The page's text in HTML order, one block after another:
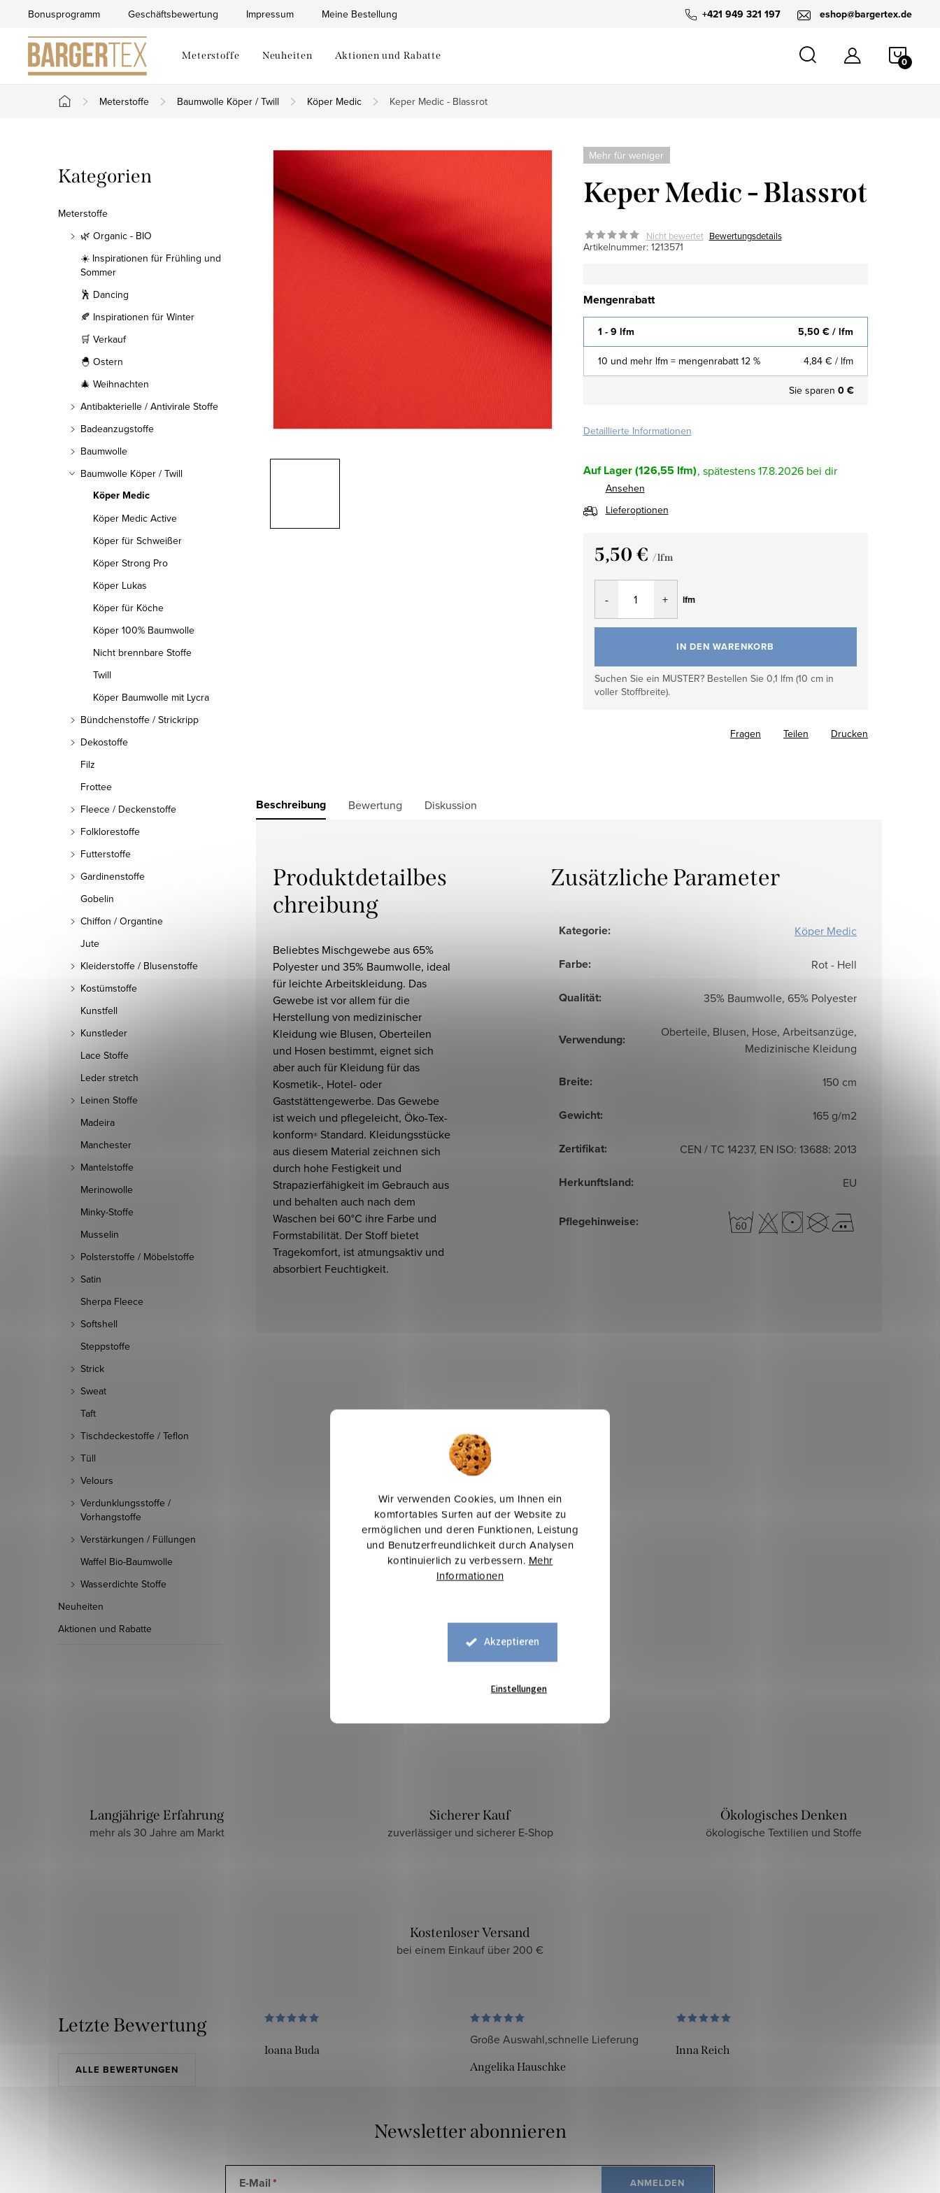
Wir verwenden Cookies, um Ihnen ein
komfortables Surfen auf der Website zu
ermöglichen und deren Funktionen, Leistung
und Benutzerfreundlichkeit durch Analysen
kontinuierlich zu verbessern. Mehr
Informationen
Akzeptieren
Einstellungen
springen
+421 949 321 197 eshop@bargertex.de
Bonusprogramm Geschäftsbewertung Impressum Meine Bestellung
Meterstoffe Neuheiten Aktionen und Rabatte
Startseite
Meterstoffe Baumwolle Köper / Twill Köper Medic Keper Medic - Blassrot
e
i
Kategorien
überspringen
Kategorien
Meterstoffe
🌿 Organic - BIO
☀️ Inspirationen für Frühling und
Sommer
🕺 Dancing
🍂 Inspirationen für Winter
🛒 Verkauf
🐣 Ostern
🎄 Weihnachten
Antibakterielle / Antivirale Stoffe
Badeanzugstoffe
Baumwolle
Baumwolle Köper / Twill
Köper Medic
Köper Medic Active
Köper für Schweißer
Köper Strong Pro
Köper Lukas
Köper für Köche
Köper 100% Baumwolle
Nicht brennbare Stoffe
Twill
Köper Baumwolle mit Lycra
Bündchenstoffe / Strickripp
Dekostoffe
Filz
Frottee
Fleece / Deckenstoffe
Folklorestoffe
Futterstoffe
Gardinenstoffe
Gobelin
Chiffon / Organtine
Jute
Kleiderstoffe / Blusenstoffe
Kostümstoffe
Kunstfell
Kunstleder
Lace Stoffe
Leder stretch
Leinen Stoffe
Madeira
Manchester
Mantelstoffe
Merinowolle
Minky-Stoffe
Musselin
Polsterstoffe / Möbelstoffe
Satin
Sherpa Fleece
Softshell
Steppstoffe
Strick
Sweat
Taft
Tischdeckestoffe / Teflon
Tüll
Velours
Verdunklungsstoffe /
Vorhangstoffe
Verstärkungen / Füllungen
Waffel Bio-Baumwolle
Wasserdichte Stoffe
Neuheiten
Aktionen und Rabatte
Mehr für weniger
Keper Medic - Blassrot
Nicht bewertet Bewertungsdetails
Artikelnummer: 1213571
Mengenrabatt
1 - 9 lfm 5,50 €/ lfm
10 und mehr lfm = mengenrabatt 12 % 4,84 € / lfm
Sie sparen 0 €
Detaillierte Informationen
Auf Lager(126,55 lfm) 17.8.2026
Ansehen
Lieferoptionen
5,50 € / lfm
Verkaufspreis:
lfm
IN DEN WARENKORB
Suchen Sie ein MUSTER? Bestellen Sie 0,1 lfm (10 cm in
voller Stoffbreite).
Drucken
Fragen Teilen
Beschreibung Bewertung Diskussion
Produktdetailbes
chreibung
Beliebtes Mischgewebe aus 65%
Polyester und 35% Baumwolle, ideal
für leichte Arbeitskleidung. Das
Gewebe ist vor allem für die
Herstellung von medizinischer
Kleidung wie Blusen, Oberteilen
und Hosen bestimmt, eignet sich
aber auch für Kleidung für das
Kosmetik-, Hotel- oder
Gaststättengewerbe. Das Gewebe
ist weich und pflegeleicht, Öko-Tex-
konform® Standard. Kleidungsstücke
aus diesem Material zeichnen sich
durch hohe Festigkeit und
Strapazierfähigkeit im Gebrauch aus
und behalten auch nach dem
Waschen bei 60°C ihre Farbe und
Formstabilität. Der Stoff bietet
Tragekomfort, ist atmungsaktiv und
absorbiert Feuchtigkeit.
Zusätzliche Parameter
Kategorie: Köper Medic
Farbe: Rot - Hell
Qualität: 35% Baumwolle, 65% Polyester
Verwendung:
Oberteile, Blusen, Hose, Arbeitsanzüge,
Medizinische Kleidung
Breite: 150 cm
Gewicht: 165 g/m2
Zertifikat: CEN / TC 14237, EN ISO: 13688: 2013
Herkunftsland: EU
Pflegehinweise:
Langjährige Erfahrung
mehr als 30 Jahre am Markt
Sicherer Kauf
zuverlässiger und sicherer E-Shop
Ökologisches Denken
ökologische Textilien und Stoffe
Kostenloser Versand
bei einem Einkauf über 200 €
Letzte Bewertung
ALLE BEWERTUNGEN
Ioana Buda
Große Auswahl,schnelle Lieferung
Angelika Hauschke
Inna Reich
Newsletter abonnieren
E-Mail ANMELDEN